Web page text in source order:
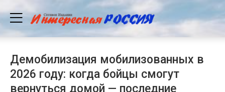
Демобилизация мобилизованных в
2026 году: когда бойцы смогут
вернуться домой — последние